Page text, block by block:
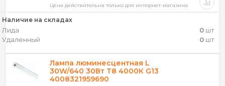
Цена действительна только для интернет-магазина
Наличие на складах
Лида 0 шт
Удаленный
0 шт
Лампа люминесцентная L
30W/640 30Вт T8 4000К G13
4008321959690